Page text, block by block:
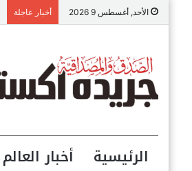
الأحد, أغسطس 9 2026 أخبار عاجلة
الرئيسية أخبار العالم